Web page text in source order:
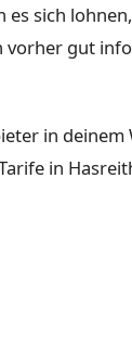
sich
vorher gut
in
in